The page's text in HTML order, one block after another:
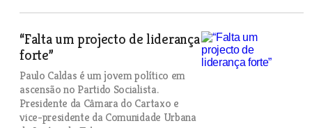
“Falta um projecto de liderança
forte”
Paulo Caldas é um jovem político em
ascensão no Partido Socialista.
Presidente da Câmara do Cartaxo e
vice-presidente da Comunidade Urbana